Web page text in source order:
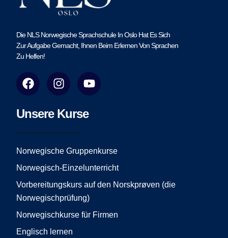
Die NLS Norwegische Sprachschule In Oslo Hat Es Sich
Zur Aufgabe Gemacht, Ihnen Beim Erlernen Von Sprachen
Zu Helfen!
F
a
e
o
o
I
n
t
g
r
m
Y
o
t
e
Unsere Kurse
Norwegische Gruppenkurse
Norwegisch-Einzelunterricht
Vorbereitungskurs auf den Norskprøven (die
Norwegischprüfung)
Norwegischkurse für Firmen
Englisch lernen